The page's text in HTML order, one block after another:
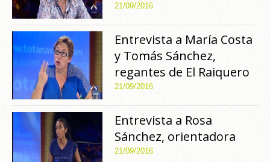
21/09/2016
Entrevista a María Costa
y Tomás Sánchez,
regantes de El Raiquero
21/09/2016
Entrevista a Rosa
Sánchez, orientadora
21/09/2016